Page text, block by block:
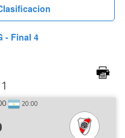
- Final 4
20:00